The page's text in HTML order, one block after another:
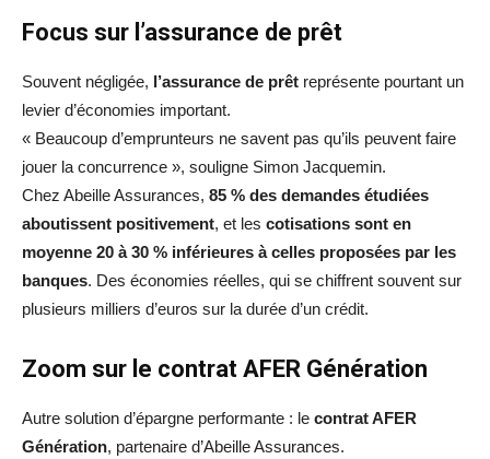
Focus sur l’assurance de prêt
Souvent négligée, l’assurance de prêt représente pourtant un
levier d’économies important.
« Beaucoup d’emprunteurs ne savent pas qu’ils peuvent faire
jouer la concurrence », souligne Simon Jacquemin.
Chez Abeille Assurances, 85 % des demandes étudiées
aboutissent positivement, et les cotisations sont en
moyenne 20 à 30 % inférieures à celles proposées par les
banques. Des économies réelles, qui se chiffrent souvent sur
plusieurs milliers d’euros sur la durée d’un crédit.
Zoom sur le contrat AFER Génération
Autre solution d’épargne performante : le contrat AFER
Génération, partenaire d’Abeille Assurances.